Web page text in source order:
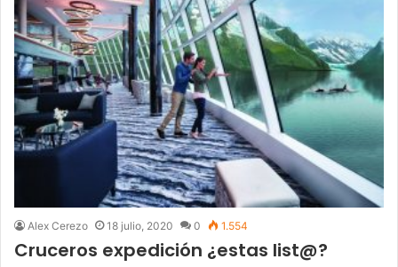
Alex Cerezo 18 julio, 2020 0 1.554
Cruceros expedición ¿estas list@?